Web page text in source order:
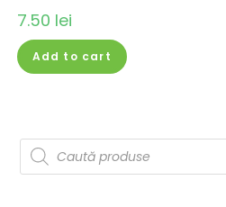
7.50 lei
Add to cart